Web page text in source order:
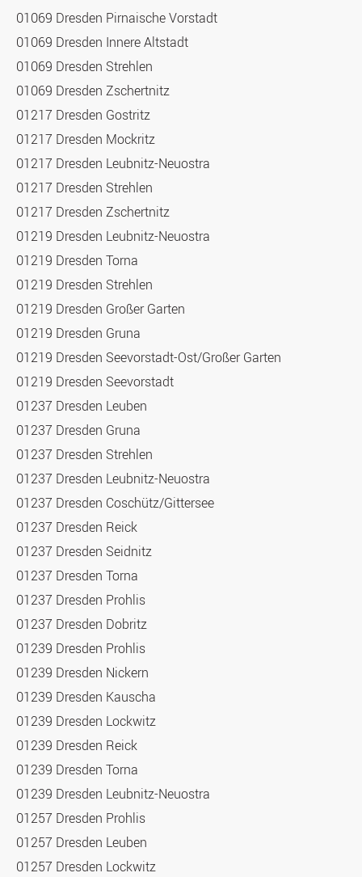
01069 Dresden Pirnaische Vorstadt
01069 Dresden Innere Altstadt
01069 Dresden Strehlen
01069 Dresden Zschertnitz
01217 Dresden Gostritz
01217 Dresden Mockritz
01217 Dresden Leubnitz-Neuostra
01217 Dresden Strehlen
01217 Dresden Zschertnitz
01219 Dresden Leubnitz-Neuostra
01219 Dresden Torna
01219 Dresden Strehlen
01219 Dresden Großer Garten
01219 Dresden Gruna
01219 Dresden Seevorstadt-Ost/Großer Garten
01219 Dresden Seevorstadt
01237 Dresden Leuben
01237 Dresden Gruna
01237 Dresden Strehlen
01237 Dresden Leubnitz-Neuostra
01237 Dresden Coschütz/Gittersee
01237 Dresden Reick
01237 Dresden Seidnitz
01237 Dresden Torna
01237 Dresden Prohlis
01237 Dresden Dobritz
01239 Dresden Prohlis
01239 Dresden Nickern
01239 Dresden Kauscha
01239 Dresden Lockwitz
01239 Dresden Reick
01239 Dresden Torna
01239 Dresden Leubnitz-Neuostra
01257 Dresden Prohlis
01257 Dresden Leuben
01257 Dresden Lockwitz